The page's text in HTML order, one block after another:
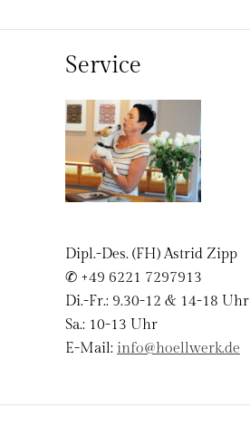
Service
Dipl.-Des. (FH) Astrid Zipp
✆ +49 6221 7297913
Di.-Fr.: 9.30-12 & 14-18 Uhr
Sa.: 10-13 Uhr
E-Mail: info@hoellwerk.de